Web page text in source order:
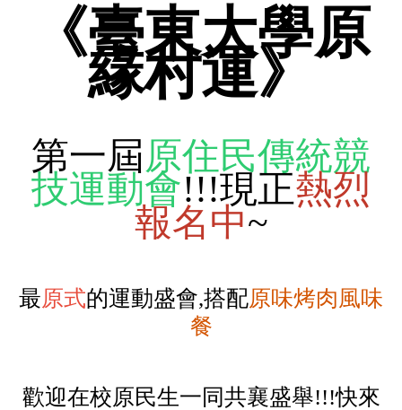
《臺東大學原
緣村運》
第一屆原住民傳統競
技運動會!!!現正熱烈
報名中~
最原式的運動盛會,搭配原味烤肉風味
餐
歡迎在校原民生一同共襄盛舉!!!快來